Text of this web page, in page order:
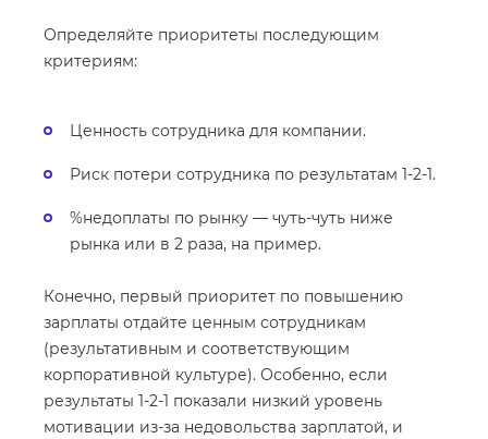
Определяйте приоритеты последующим
критериям:
Ценность сотрудника для компании.
Риск потери сотрудника по результатам 1-2-1.
%недоплаты по рынку — чуть-чуть ниже
рынка или в 2 раза, на пример.
Конечно, первый приоритет по повышению
зарплаты отдайте ценным сотрудникам
(результативным и соответствующим
корпоративной культуре). Особенно, если
результаты 1-2-1 показали низкий уровень
мотивации из-за недовольства зарплатой, и